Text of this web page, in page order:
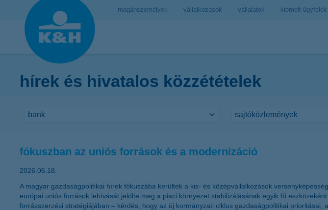
magánszemélyek vállalkozások vállalatok kiemelt ügyfelek
hírek és hivatalos közzétételek
fókuszban az uniós források és a modernizáció
2026.06.18.
A magyar gazdaságpolitikai hírek fókuszába kerültek a kis- és középvállalkozások
európai uniós források lehívását jelölte meg a piaci környezet stabilizálásának egyik fő
forrásszerzési stratégiájában – kérdés, hogy az új kormányzati ciklus gazdaságpolitikai